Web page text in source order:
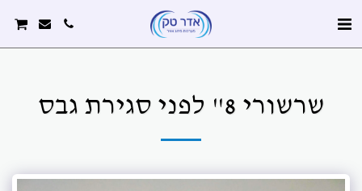
שרשורי 8" לפני סגירת גבס